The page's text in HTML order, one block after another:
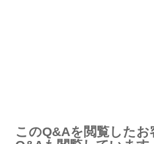
このQ&Aを閲覧した